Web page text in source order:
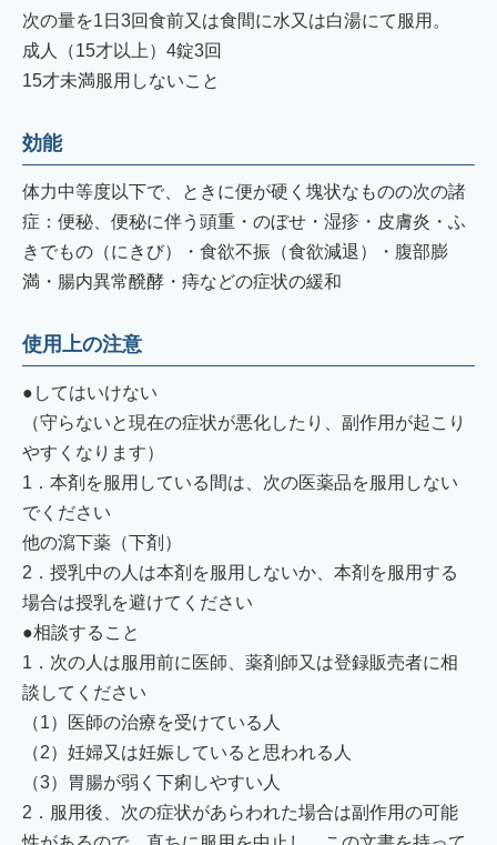
次の量を1日3回食前又は食間に水又は白湯にて服用。
成人（15才以上）4錠3回
15才未満服用しないこと
効能
体力中等度以下で、ときに便が硬く塊状なものの次の諸
症：便秘、便秘に伴う頭重・のぼせ・湿疹・皮膚炎・ふ
きでもの（にきび）・食欲不振（食欲減退）・腹部膨
満・腸内異常醗酵・痔などの症状の緩和
使用上の注意
●してはいけない
（守らないと現在の症状が悪化したり、副作用が起こり
やすくなります）
1．本剤を服用している間は、次の医薬品を服用しない
でください
他の瀉下薬（下剤）
2．授乳中の人は本剤を服用しないか、本剤を服用する
場合は授乳を避けてください
●相談すること
1．次の人は服用前に医師、薬剤師又は登録販売者に相
談してください
（1）医師の治療を受けている人
（2）妊婦又は妊娠していると思われる人
（3）胃腸が弱く下痢しやすい人
2．服用後、次の症状があらわれた場合は副作用の可能